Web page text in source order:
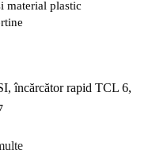
material plastic
încărcător rapid TCL 6,